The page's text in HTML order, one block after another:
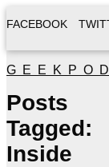
FACEBOOK
Posts
Tagged:
Inside